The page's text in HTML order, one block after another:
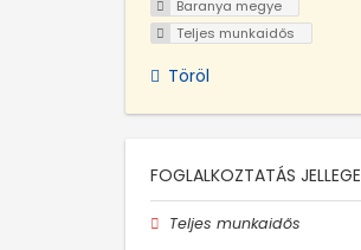
Baranya megye
Teljes munkaidős
Töröl
FOGLALKOZTATÁS JELLEGE
Teljes munkaidős